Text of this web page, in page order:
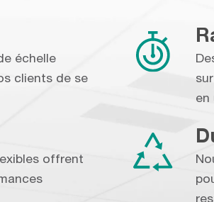
échelle
clients de se
en
offrent